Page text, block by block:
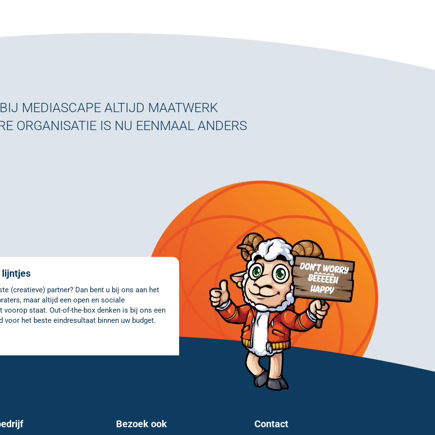
BIJ MEDIASCAPE ALTIJD MAATWERK
ORGANISATIE IS NU EENMAAL ANDERS
lijntjes
(creatieve) partner? Dan bent u bij ons aan het
maar altijd een open en sociale
staat. Out-of-the-box denken is bij ons een
voor het beste eindresultaat binnen uw budget.
Bezoek ook Contact